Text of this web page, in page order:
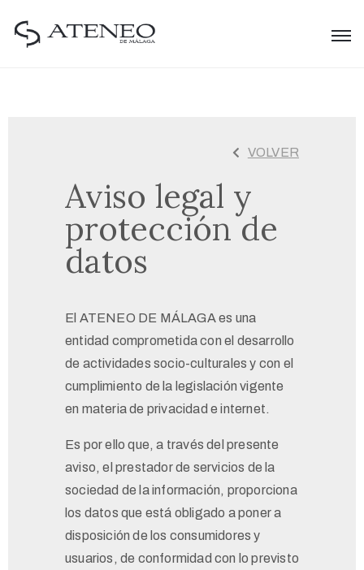
VOLVER
Aviso legal y
protección de
datos
El ATENEO DE MÁLAGA es una
entidad comprometida con el desarrollo
de actividades socio-culturales y con el
cumplimiento de la legislación vigente
en materia de privacidad e internet.
Es por ello que, a través del presente
aviso, el prestador de servicios de la
sociedad de la información, proporciona
los datos que está obligado a poner a
disposición de los consumidores y
usuarios, de conformidad con lo previsto